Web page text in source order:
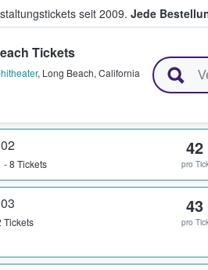
seit 2009. Jede
& verkaufen
Tickets
, Long Beach, California
- 8 Tickets
42
pro
Tickets
43
pro